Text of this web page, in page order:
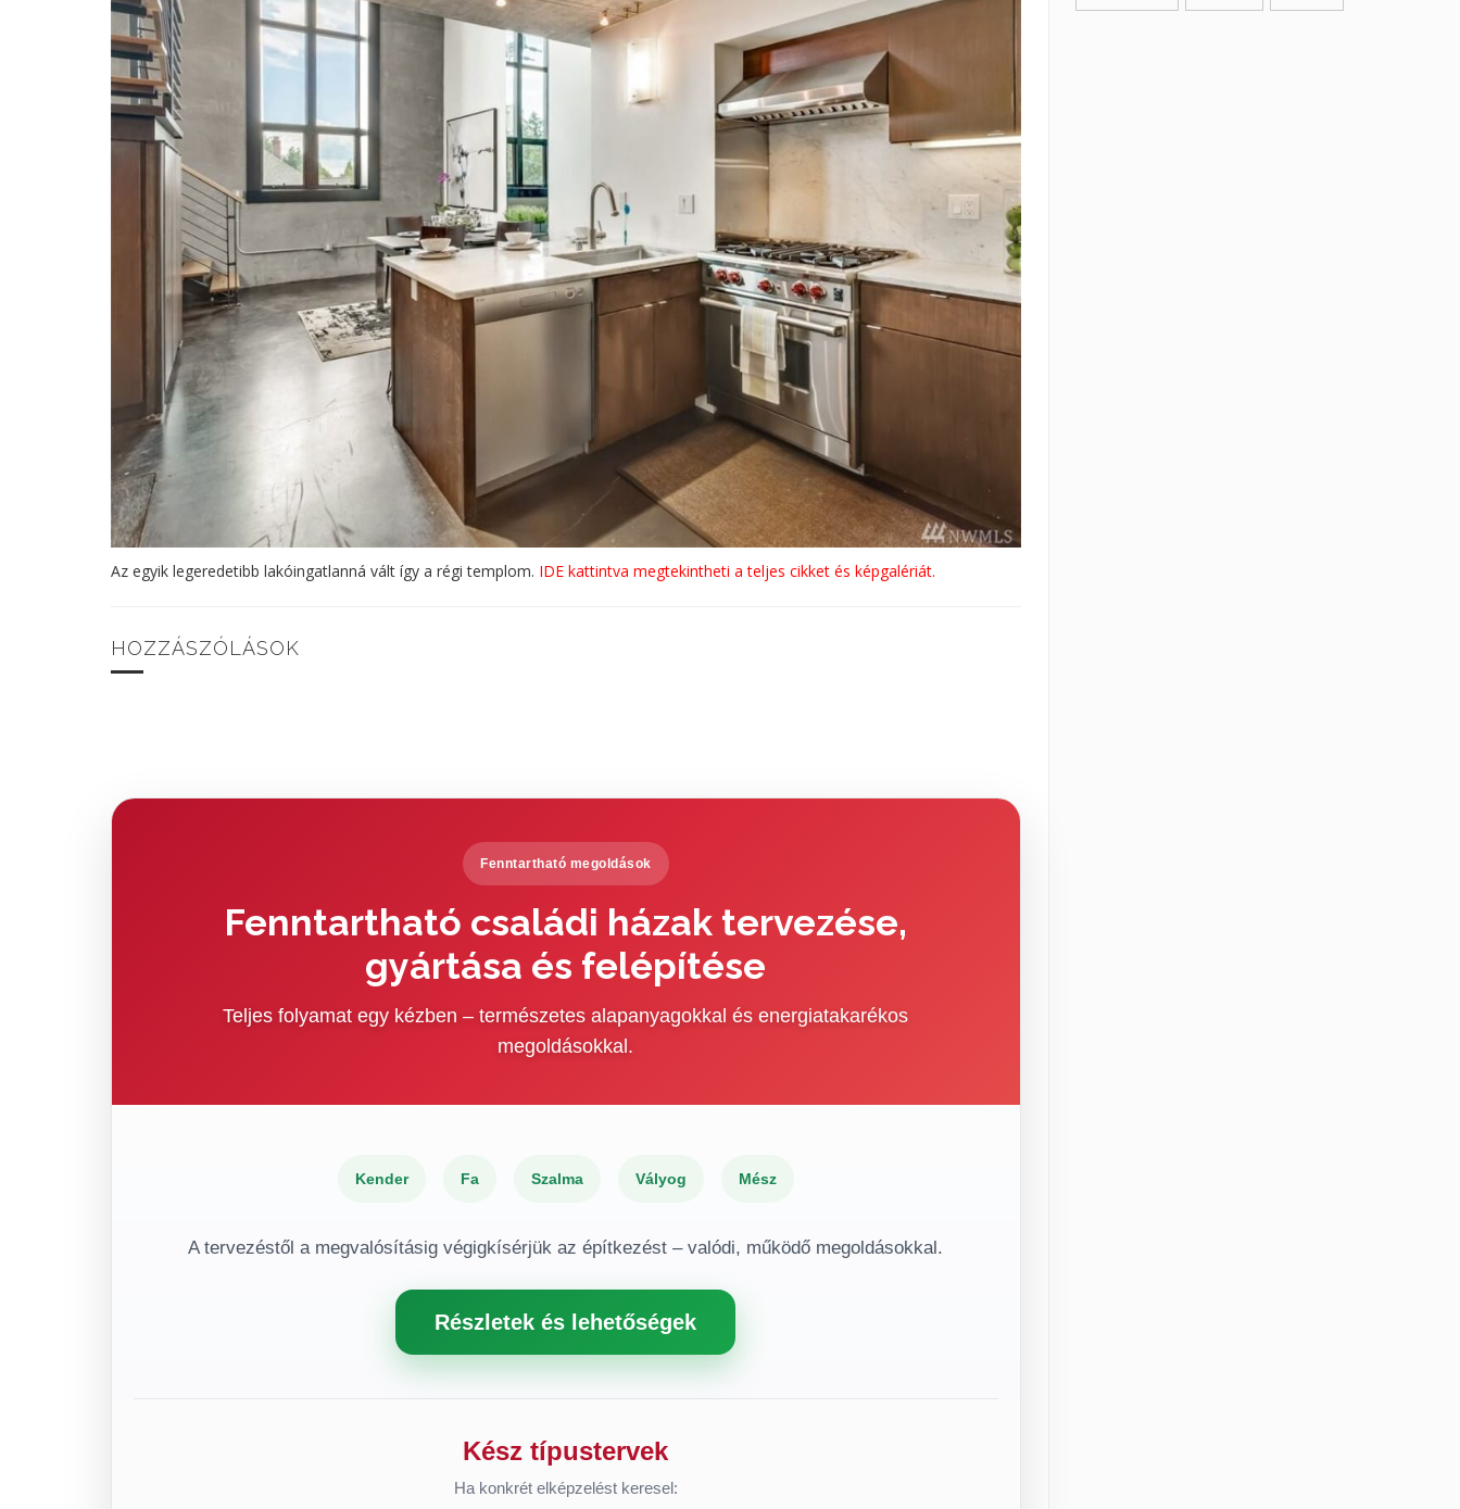
Az egyik legeredetibb lakóingatlanná vált így a régi templom. IDE kattintva megtekintheti a teljes cikket és képgalériát.
HOZZÁSZÓLÁSOK
Fenntartható megoldások
Fenntartható családi házak tervezése,
gyártása és felépítése
Teljes folyamat egy kézben – természetes alapanyagokkal és energiatakarékos
megoldásokkal.
Kender Fa Szalma Vályog Mész
A tervezéstől a megvalósításig végigkísérjük az építkezést – valódi, működő megoldásokkal.
Részletek és lehetőségek
Kész típustervek
Ha konkrét elképzelést keresel: